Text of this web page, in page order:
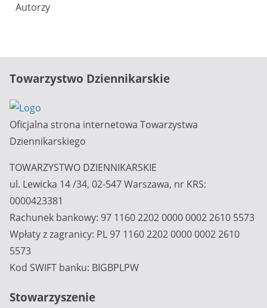
Autorzy
Towarzystwo Dziennikarskie
Oficjalna strona internetowa Towarzystwa
Dziennikarskiego
TOWARZYSTWO DZIENNIKARSKIE
ul. Lewicka 14 /34, 02-547 Warszawa, nr KRS:
0000423381
Rachunek bankowy: 97 1160 2202 0000 0002 2610 5573
Wpłaty z zagranicy: PL 97 1160 2202 0000 0002 2610
5573
Kod SWIFT banku: BIGBPLPW
Stowarzyszenie